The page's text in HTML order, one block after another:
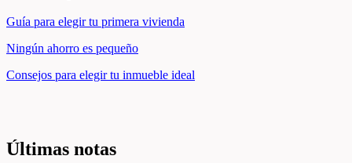
Guía para elegir tu primera vivienda
Ningún ahorro es pequeño
Consejos para elegir tu inmueble ideal
Últimas notas